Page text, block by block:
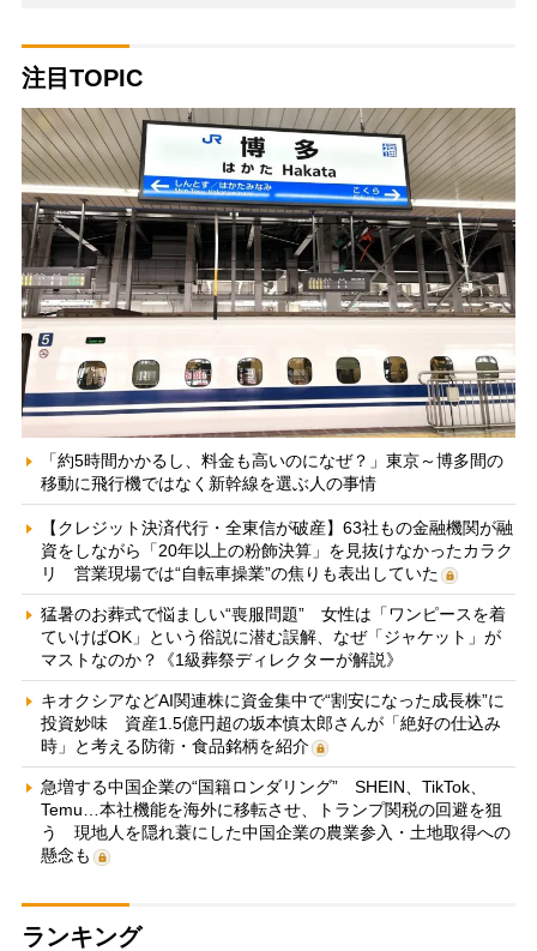
注目TOPIC
「約5時間かかるし、料金も高いのになぜ？」東京～博多間の
移動に飛行機ではなく新幹線を選ぶ人の事情
【クレジット決済代行・全東信が破産】63社もの金融機関が融
資をしながら「20年以上の粉飾決算」を見抜けなかったカラク
リ 営業現場では“自転車操業”の焦りも表出していた
猛暑のお葬式で悩ましい“喪服問題” 女性は「ワンピースを着
ていけばOK」という俗説に潜む誤解、なぜ「ジャケット」が
マストなのか？《1級葬祭ディレクターが解説》
キオクシアなどAI関連株に資金集中で“割安になった成長株”に
投資妙味 資産1.5億円超の坂本慎太郎さんが「絶好の仕込み
時」と考える防衛・食品銘柄を紹介
急増する中国企業の“国籍ロンダリング” SHEIN、TikTok、
Temu…本社機能を海外に移転させ、トランプ関税の回避を狙
う 現地人を隠れ蓑にした中国企業の農業参入・土地取得への
懸念も
ランキング